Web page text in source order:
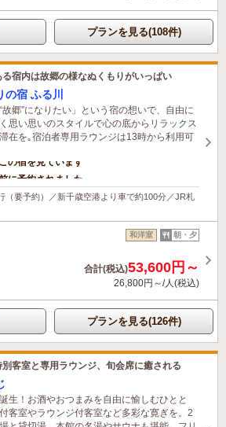
プランを見る(108件)
宿内は故郷の様なぬくもりがいっぱい
の宿 ふる川
“故郷”になりたい」という宿の想いで、自由に
思い思いのスタイルで心の底からリラックス
在を｡宿泊者専用ラウンジは13時から利用可
の宿を見ています
に予約されました
（要予約）／新千歳空港より車で約100分／JR札
和洋室 朝・夕
合計(税込)53,600円～
26,800円～/人(税込)
プランを見る(126件)
別客室と専用ラウンジ、旬会席に癒される
生！お酒やおつまみを自由に愉しむひとと
客室やラウンジ付客室など多彩な寛ぎを。2